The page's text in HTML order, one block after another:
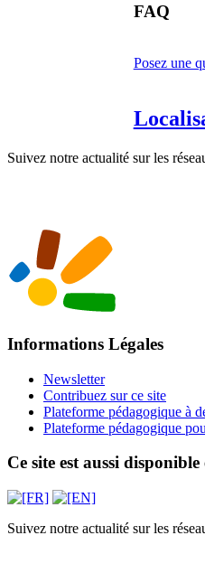
FAQ
Posez une
Suivez notre actualité sur les
Informations Légales
Newsletter
Contribuez sur ce site
Plateforme pédagogique à
Plateforme pédagogique
Ce site est aussi disponible
Suivez notre actualité sur les